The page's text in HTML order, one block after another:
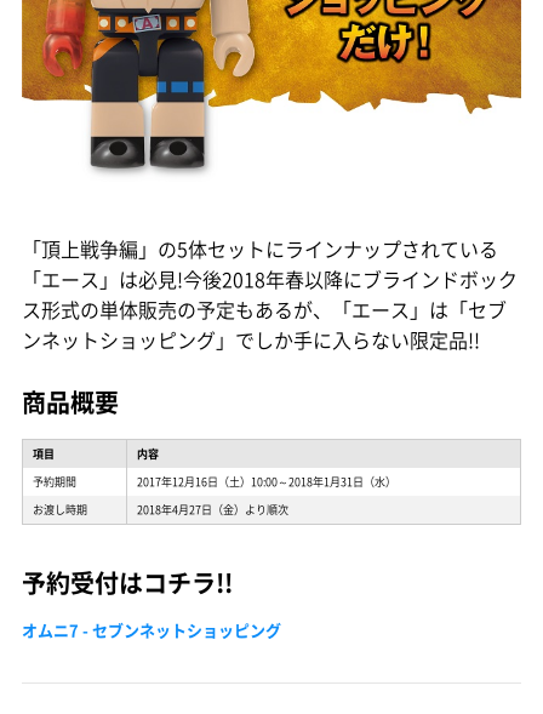
「頂上戦争編」の5体セットにラインナップされている
「エース」は必見!今後2018年春以降にブラインドボック
ス形式の単体販売の予定もあるが、「エース」は「セブ
ンネットショッピング」でしか手に入らない限定品!!
商品概要
項目
内容
予約期間
2017年12月16日（土）10:00～2018年1月31日（水）
お渡し時期
2018年4月27日（金）より順次
予約受付はコチラ!!
オムニ7 - セブンネットショッピング